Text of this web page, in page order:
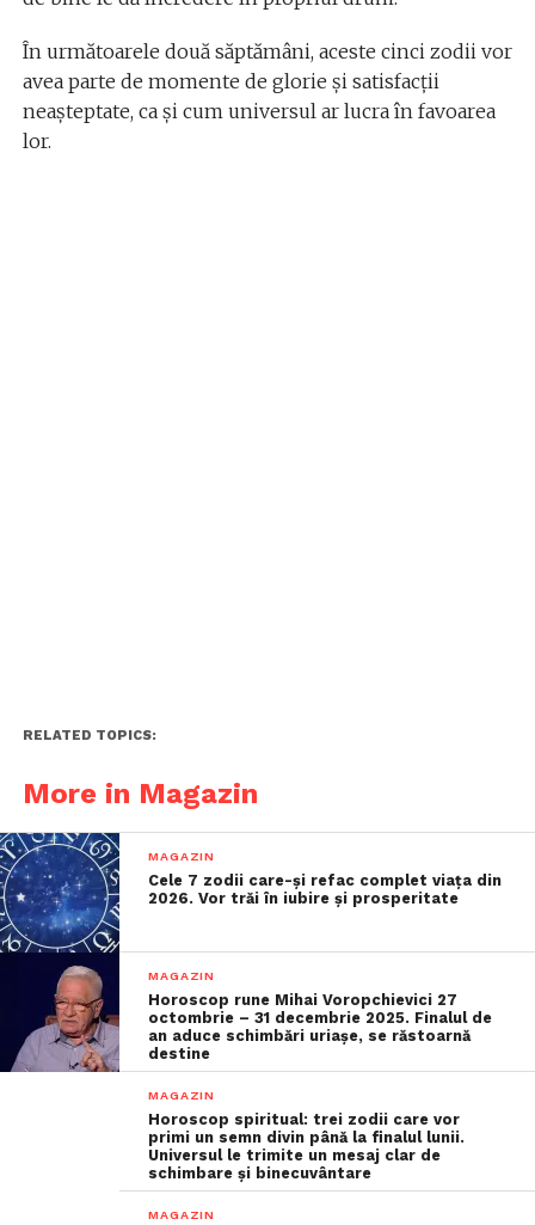
În următoarele două săptămâni, aceste cinci zodii vor
avea parte de momente de glorie și satisfacții
neașteptate, ca și cum universul ar lucra în favoarea
lor.
RELATED TOPICS:
More in Magazin
MAGAZIN
Cele 7 zodii care-și refac complet viața din
2026. Vor trăi în iubire și prosperitate
MAGAZIN
Horoscop rune Mihai Voropchievici 27
octombrie – 31 decembrie 2025. Finalul de
an aduce schimbări uriașe, se răstoarnă
destine
MAGAZIN
Horoscop spiritual: trei zodii care vor
primi un semn divin până la finalul lunii.
Universul le trimite un mesaj clar de
schimbare și binecuvântare
MAGAZIN